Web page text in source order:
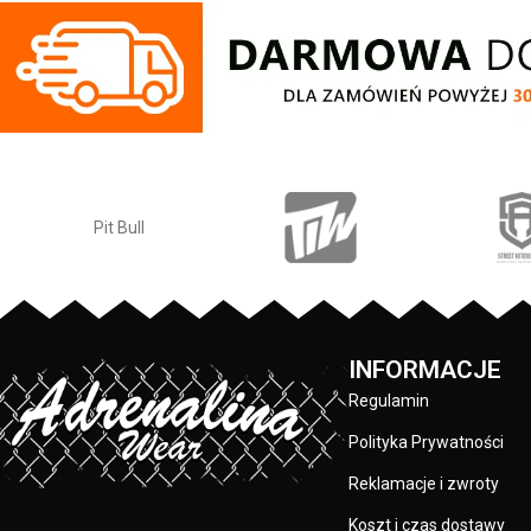
Pit Bull
INFORMACJE
Regulamin
Polityka Prywatności
Reklamacje i zwroty
Koszt i czas dostawy